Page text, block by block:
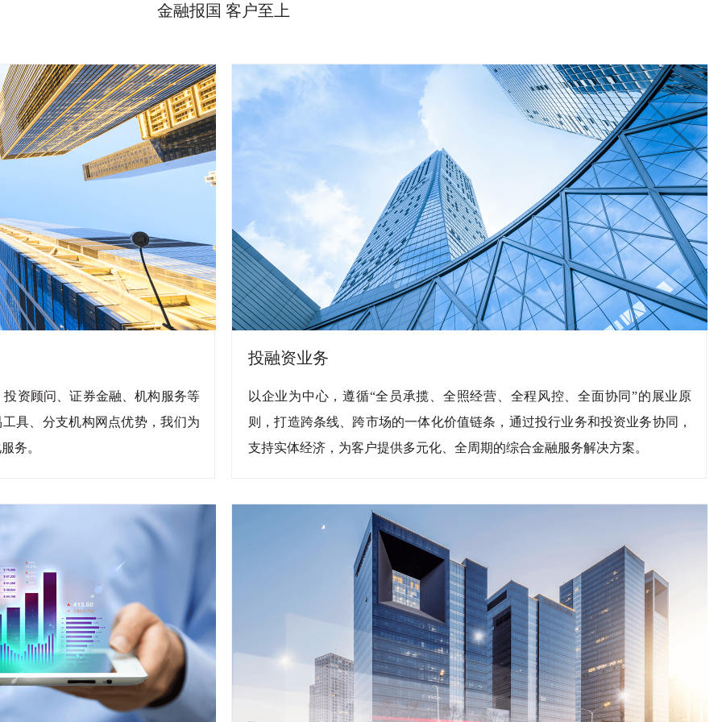
金融报国 客户至上
资顾问、证券金融、机构服务等
具、分支机构网点优势，我们为
务。
投融资业务
以企业为中心，遵循“全员承揽、全照经营、全程风控、全面协同”的展业原
则，打造跨条线、跨市场的一体化价值链条，通过投行业务和投资业务协同，
支持实体经济，为客户提供多元化、全周期的综合金融服务解决方案。